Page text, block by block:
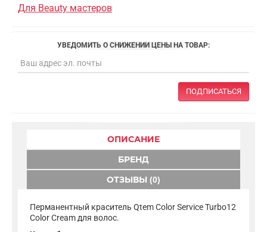
Для Beauty мастеров
УВЕДОМИТЬ О СНИЖЕНИИ ЦЕНЫ НА ТОВАР:
ПОДПИСАТЬСЯ
ОПИСАНИЕ
БРЕНД
ОТЗЫВЫ (0)
Перманентный краситель Qtem Color Service Turbo12
Color Cream для волос.